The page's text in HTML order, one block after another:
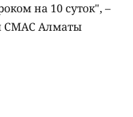
на 10 суток", –
СМАС Алматы